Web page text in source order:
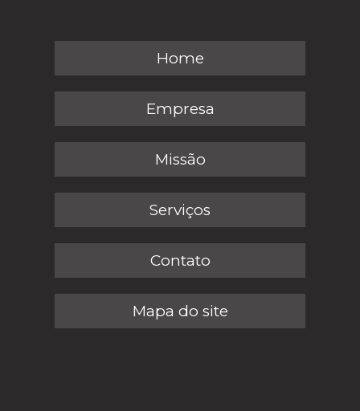
Home
Empresa
Missão
Serviços
Contato
Mapa do site